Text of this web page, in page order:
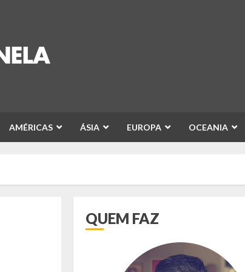
AMÉRICAS ÁSIA EUROPA OCEANIA
QUEM FAZ